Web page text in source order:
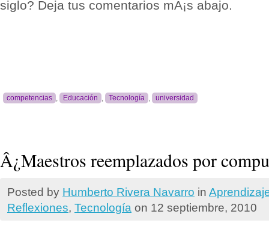
siglo? Deja tus comentarios mÃ¡s abajo.
competencias , Educación , Tecnología , universidad
Â¿Maestros reemplazados por
Posted by Humberto Rivera Navarro in
Reflexiones, Tecnologí­a on 12 septiembre, 2010